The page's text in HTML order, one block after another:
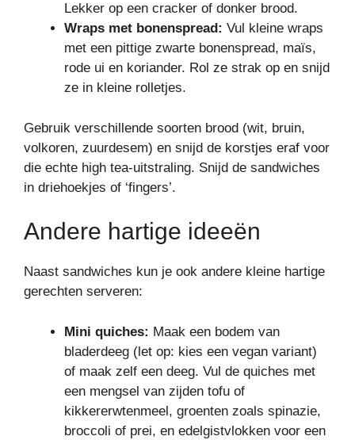
Lekker op een cracker of donker brood.
Wraps met bonenspread: Vul kleine wraps
met een pittige zwarte bonenspread, maïs,
rode ui en koriander. Rol ze strak op en snijd
ze in kleine rolletjes.
Gebruik verschillende soorten brood (wit, bruin,
volkoren, zuurdesem) en snijd de korstjes eraf voor
die echte high tea-uitstraling. Snijd de sandwiches
in driehoekjes of ‘fingers’.
Andere hartige ideeën
Naast sandwiches kun je ook andere kleine hartige
gerechten serveren:
Mini quiches: Maak een bodem van
bladerdeeg (let op: kies een vegan variant)
of maak zelf een deeg. Vul de quiches met
een mengsel van zijden tofu of
kikkererwtenmeel, groenten zoals spinazie,
broccoli of prei, en edelgistvlokken voor een